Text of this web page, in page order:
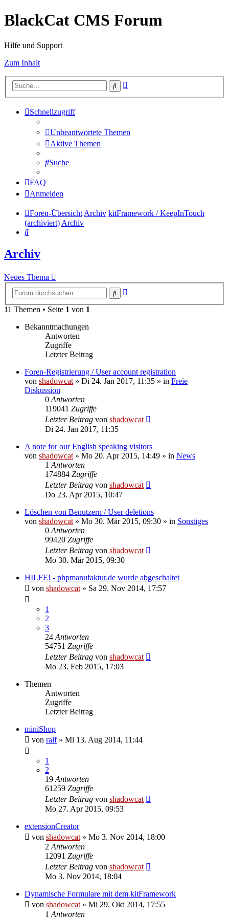
BlackCat CMS Forum
Hilfe und Support
Zum Inhalt
Suche
Schnellzugriff
Unbeantwortete Themen
Aktive Themen
Suche
FAQ
Anmelden
Foren-ÜbersichtArchiv kitFramework / KeepInTouch
(archiviert)Archiv
Suche
Archiv
Neues Thema
Suche
11 Themen • Seite 1 von 1
Bekanntmachungen
Antworten
Zugriffe
Letzter Beitrag
Foren-Registrierung / User account registration
von shadowcat » Di 24. Jan 2017, 11:35 » in Freie
Diskussion
0 Antworten
119041 Zugriffe
Letzter Beitrag von shadowcat
Di 24. Jan 2017, 11:35
A note for our English speaking visitors
von shadowcat » Mo 20. Apr 2015, 14:49 » in News
1 Antworten
174884 Zugriffe
Letzter Beitrag von shadowcat
Do 23. Apr 2015, 10:47
Löschen von Benutzern / User deletions
von shadowcat » Mo 30. Mär 2015, 09:30 » in Sonstiges
0 Antworten
99420 Zugriffe
Letzter Beitrag von shadowcat
Mo 30. Mär 2015, 09:30
HILFE! - phpmanufaktur.de wurde abgeschaltet
von shadowcat » Sa 29. Nov 2014, 17:57
1
2
3
24 Antworten
54751 Zugriffe
Letzter Beitrag von shadowcat
Mo 23. Feb 2015, 17:03
Themen
Antworten
Zugriffe
Letzter Beitrag
miniShop
von ralf» Mi 13. Aug 2014, 11:44
1
2
19 Antworten
61259 Zugriffe
Letzter Beitrag von shadowcat
Mo 27. Apr 2015, 09:53
extensionCreator
von shadowcat » Mo 3. Nov 2014, 18:00
2 Antworten
12091 Zugriffe
Letzter Beitrag von shadowcat
Mo 3. Nov 2014, 18:04
Dynamische Formulare mit dem kitFramework
von shadowcat » Mi 29. Okt 2014, 17:55
1 Antworten